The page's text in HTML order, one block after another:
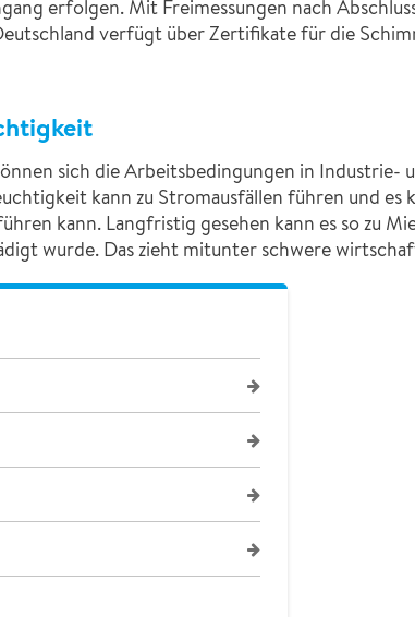
erfolgen. Mit Freimessungen nach
verfügt über Zertifikate für die
sich die Arbeitsbedingungen in Industrie-
kann zu Stromausfällen führen und
kann. Langfristig gesehen kann es so zu
wurde. Das zieht mitunter schwere